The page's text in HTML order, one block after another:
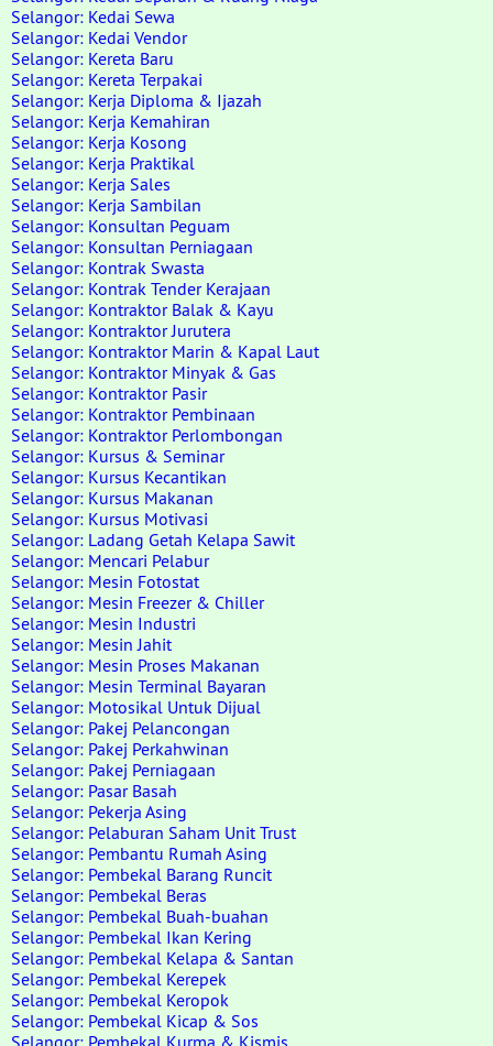
Selangor: Kedai Sewa
Selangor: Kedai Vendor
Selangor: Kereta Baru
Selangor: Kereta Terpakai
Selangor: Kerja Diploma & Ijazah
Selangor: Kerja Kemahiran
Selangor: Kerja Kosong
Selangor: Kerja Praktikal
Selangor: Kerja Sales
Selangor: Kerja Sambilan
Selangor: Konsultan Peguam
Selangor: Konsultan Perniagaan
Selangor: Kontrak Swasta
Selangor: Kontrak Tender Kerajaan
Selangor: Kontraktor Balak & Kayu
Selangor: Kontraktor Jurutera
Selangor: Kontraktor Marin & Kapal Laut
Selangor: Kontraktor Minyak & Gas
Selangor: Kontraktor Pasir
Selangor: Kontraktor Pembinaan
Selangor: Kontraktor Perlombongan
Selangor: Kursus & Seminar
Selangor: Kursus Kecantikan
Selangor: Kursus Makanan
Selangor: Kursus Motivasi
Selangor: Ladang Getah Kelapa Sawit
Selangor: Mencari Pelabur
Selangor: Mesin Fotostat
Selangor: Mesin Freezer & Chiller
Selangor: Mesin Industri
Selangor: Mesin Jahit
Selangor: Mesin Proses Makanan
Selangor: Mesin Terminal Bayaran
Selangor: Motosikal Untuk Dijual
Selangor: Pakej Pelancongan
Selangor: Pakej Perkahwinan
Selangor: Pakej Perniagaan
Selangor: Pasar Basah
Selangor: Pekerja Asing
Selangor: Pelaburan Saham Unit Trust
Selangor: Pembantu Rumah Asing
Selangor: Pembekal Barang Runcit
Selangor: Pembekal Beras
Selangor: Pembekal Buah-buahan
Selangor: Pembekal Ikan Kering
Selangor: Pembekal Kelapa & Santan
Selangor: Pembekal Kerepek
Selangor: Pembekal Keropok
Selangor: Pembekal Kicap & Sos
Selangor: Pembekal Kurma & Kismis